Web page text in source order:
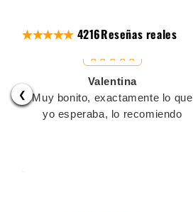
4216Reseñas reales
❮
Valentina
Muy bonito, exactamente lo que
yo esperaba, lo recomiendo